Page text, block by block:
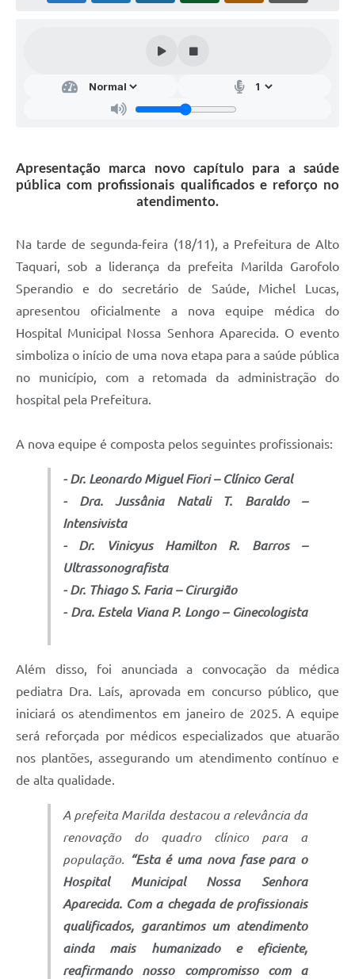
Apresentação marca novo capítulo para a saúde
pública com profissionais qualificados e reforço no
atendimento.
Na tarde de segunda-feira (18/11), a Prefeitura de Alto
Taquari, sob a liderança da prefeita Marilda Garofolo
Sperandio e do secretário de Saúde, Michel Lucas,
apresentou oficialmente a nova equipe médica do
Hospital Municipal Nossa Senhora Aparecida. O evento
simboliza o início de uma nova etapa para a saúde pública
no município, com a retomada da administração do
hospital pela Prefeitura.
A nova equipe é composta pelos seguintes profissionais:
- Dr. Leonardo Miguel Fiori – Clínico Geral
- Dra. Jussânia Natali T. Baraldo –
Intensivista
- Dr. Vinicyus Hamilton R. Barros –
Ultrassonografista
- Dr. Thiago S. Faria – Cirurgião
- Dra. Estela Viana P. Longo – Ginecologista
Além disso, foi anunciada a convocação da médica
pediatra Dra. Laís, aprovada em concurso público, que
iniciará os atendimentos em janeiro de 2025. A equipe
será reforçada por médicos especializados que atuarão
nos plantões, assegurando um atendimento contínuo e
de alta qualidade.
A prefeita Marilda destacou a relevância da
renovação do quadro clínico para a
população.
“Esta é uma nova fase para o
Hospital Municipal Nossa Senhora
Aparecida. Com a chegada de profissionais
qualificados, garantimos um atendimento
ainda mais humanizado e eficiente,
reafirmando nosso compromisso com a